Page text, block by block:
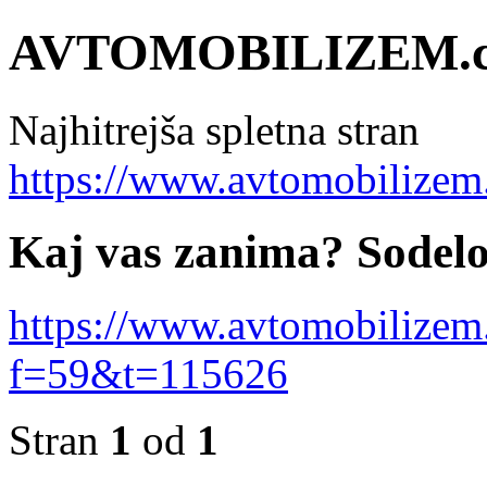
Najhitrejša spletna stran
https://
Kaj vas zanima?
https://
f=59&t=115626
Stran 1 od 1